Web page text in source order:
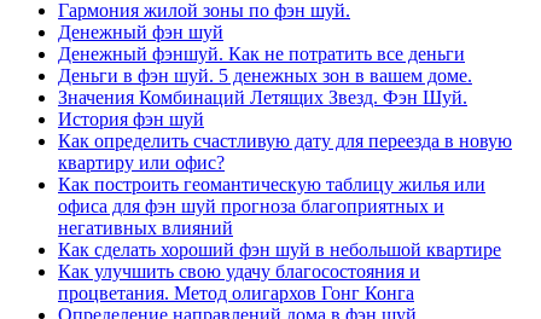
Гармония жилой зоны по фэн шуй.
Денежный фэн шуй
Денежный фэншуй. Как не потратить все деньги
Деньги в фэн шуй. 5 денежных зон в вашем доме.
Значения Комбинаций Летящих Звезд. Фэн Шуй.
История фэн шуй
Как определить счастливую дату для переезда в новую
квартиру или офис?
Как построить геомантическую таблицу жилья или
офиса для фэн шуй прогноза благоприятных и
негативных влияний
Как сделать хороший фэн шуй в небольшой квартире
Как улучшить свою удачу благосостояния и
процветания. Метод олигархов Гонг Конга
Определение направлений дома в фэн шуй